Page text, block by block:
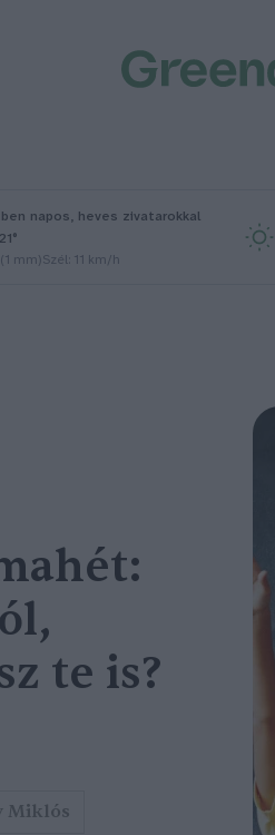
napos, heves zivatarokkal
mm)Szél: 11 km/h
te is?
Miklós